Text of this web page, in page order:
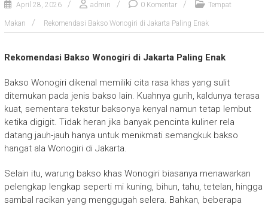
April 28, 2026 admin 0 Komentar Tempat
Makan Rekomendasi Bakso Wonogiri di Jakarta Paling Enak
Rekomendasi Bakso Wonogiri di Jakarta Paling Enak
Bakso Wonogiri dikenal memiliki cita rasa khas yang sulit
ditemukan pada jenis bakso lain. Kuahnya gurih, kaldunya terasa
kuat, sementara tekstur baksonya kenyal namun tetap lembut
ketika digigit. Tidak heran jika banyak pencinta kuliner rela
datang jauh-jauh hanya untuk menikmati semangkuk bakso
hangat ala Wonogiri di Jakarta.
Selain itu, warung bakso khas Wonogiri biasanya menawarkan
pelengkap lengkap seperti mi kuning, bihun, tahu, tetelan, hingga
sambal racikan yang menggugah selera. Bahkan, beberapa